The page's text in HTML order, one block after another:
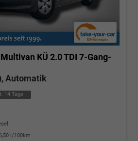
KÜ 2.0 TDI 7-Gang-
Automatik
14 Tage
6,50 l/100km